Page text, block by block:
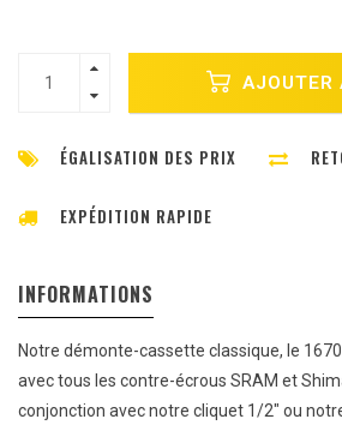
AJOUTER
ÉGALISATION DES PRIX
EXPÉDITION RAPIDE
INFORMATIONS
Notre démonte-cassette classique, le
avec tous les contre-écrous SRAM et
conjonction avec notre cliquet 1/2" ou